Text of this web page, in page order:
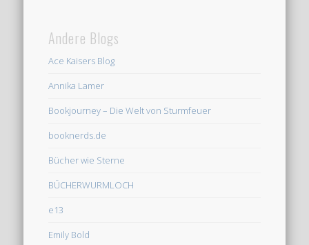
Andere Blogs
Ace Kaisers Blog
Annika Lamer
Bookjourney – Die Welt von Sturmfeuer
booknerds.de
Bücher wie Sterne
BÜCHERWURMLOCH
e13
Emily Bold